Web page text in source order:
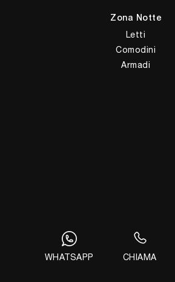
WHATSAPP CHIAMA
Zona Notte
Letti
Comodini
Armadi
Giussani Arredamenti Sas di
Via Alessandro Volta,
22037 - Ponte Lambro